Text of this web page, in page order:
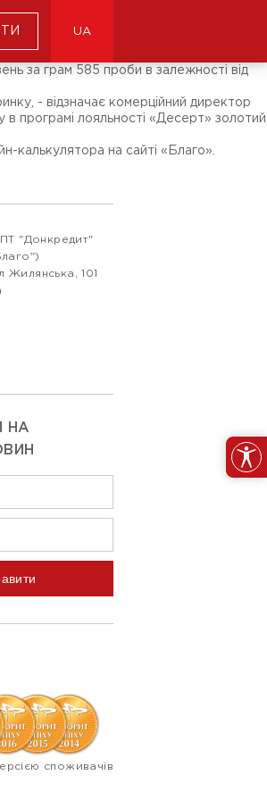
UA
за грам 585 проби в залежності від
- відзначає комерційний директор
в програмі лояльності «Десерт» золотий
калькулятора на сайті «Благо».
"Донкредит"
Жилянська, 101
НА
споживачів